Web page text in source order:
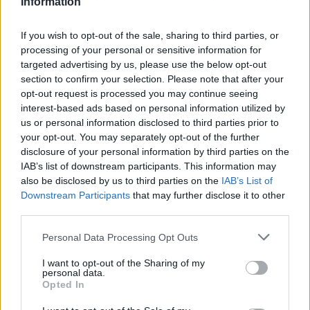
If you wish to opt-out of the sale, sharing to third parties, or
processing of your personal or sensitive information for
targeted advertising by us, please use the below opt-out
section to confirm your selection. Please note that after your
opt-out request is processed you may continue seeing
interest-based ads based on personal information utilized by
us or personal information disclosed to third parties prior to
your opt-out. You may separately opt-out of the further
disclosure of your personal information by third parties on the
IAB’s list of downstream participants. This information may
also be disclosed by us to third parties on the IAB’s List of
Downstream Participants that may further disclose it to other
Please note that this website/app uses one or more Google
not limited to your visit or usage behaviour. You may click to
grant or deny consent to Google and its third-party tags to
use your data for below specified purposes in below Google
consent section.
Personal Data Processing Opt Outs
I want to opt-out of the Sharing of my
personal data.
Opted In
προώθησης, μπορεί να θεωρηθεί επιχειρηματική
δραστηριότητα.